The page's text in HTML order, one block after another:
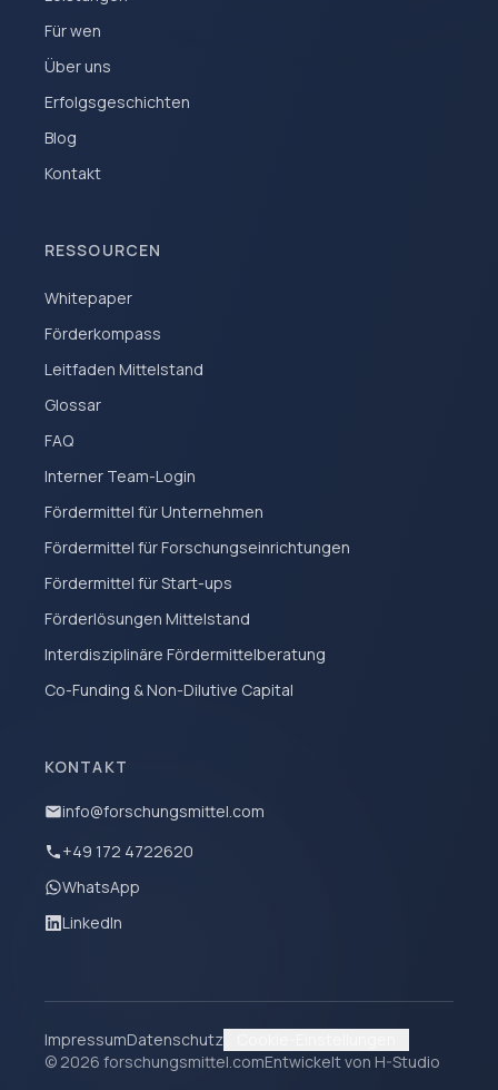
Für wen
Über uns
Erfolgsgeschichten
Blog
Kontakt
RESSOURCEN
Whitepaper
Förderkompass
Leitfaden Mittelstand
Glossar
FAQ
Interner Team-Login
Fördermittel für Unternehmen
Fördermittel für Forschungseinrichtungen
Fördermittel für Start-ups
Förderlösungen Mittelstand
Interdisziplinäre Fördermittelberatung
Co-Funding & Non-Dilutive Capital
KONTAKT
info@forschungsmittel.com
+49 172 4722620
WhatsApp
LinkedIn
ImpressumDatenschutz
© 2026 forschungsmittel.comEntwickelt von H-Studio